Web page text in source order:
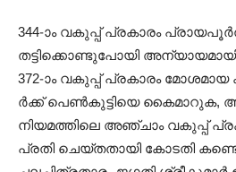
344-ാം വ​കു​പ്പ് പ്ര​കാ​രം
ത​ട്ടി​ക്കൊ​ണ്ടു​പോ​യി
372-ാം വ​കു​പ്പ് പ്ര​കാ​രം
ർ​ക്ക് പെ​ണ്‍​കു​ട്ടി​യെ കൈ​മാ​റു​ക,
നി​യ​മ​ത്തി​ലെ അ​ഞ്ചാം വ​കു​പ്പ്
പ്ര​തി ചെ​യ്ത​താ​യി കോ​ട​തി